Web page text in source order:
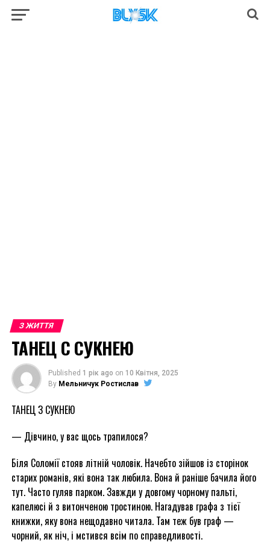
З ЖИТТЯ
ТАНЕЦ С СУКНЕЮ
Published 1 рік ago on 10 Квітня, 2025
By Мельничук Ростислав
ТАНЕЦ З СУКНЕЮ
— Дівчино, у вас щось трапилося?
Біля Соломії стояв літній чоловік. Начебто зійшов із сторінок
старих романів, які вона так любила. Вона й раніше бачила його
тут. Часто гуляв парком. Завжди у довгому чорному пальті,
капелюсі й з витонченою тростиною. Нагадував графа з тієї
книжки, яку вона нещодавно читала. Там теж був граф —
чорний, як ніч, і мстився всім по справедливості.